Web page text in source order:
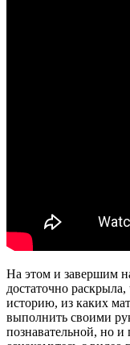
На этом и завершим
достаточно раскрыла,
историю, из каких
выполнить своими
познавательной, но